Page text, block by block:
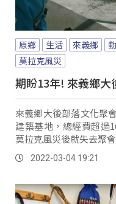
原鄉 生活 來義鄉
莫拉克風災
期盼13年! 來義鄉大
來義鄉大後部落文化聚
建築基地，總經費超過
莫拉克風災後就失去聚
2022-03-04 19:21